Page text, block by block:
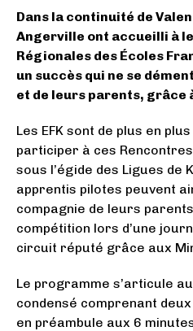
Dans la continuité de
Angerville ont accueilli à
Régionales des Écoles
un succès qui ne se
et de leurs parents, grâce
Les EFK sont de plus en
participer à ces
sous l’égide des Ligues de
apprentis pilotes peuvent
compagnie de leurs
compétition lors d’une
circuit réputé grâce aux
Le programme s’articule
condensé comprenant
en préambule aux 6